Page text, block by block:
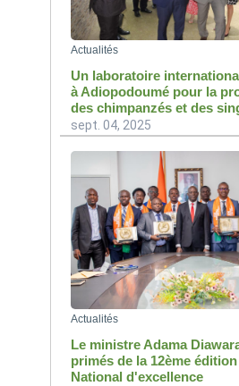
Actualités
Un laboratoire
à Adiopodoumé pour la
des chimpanzés et des
sept. 04, 2025
Actualités
Le ministre Adama
primés de la 12ème
National d'excellence